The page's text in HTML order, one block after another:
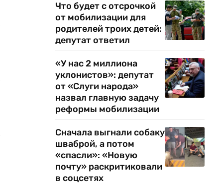
Что будет с отсрочкой
от мобилизации для
родителей троих детей:
депутат ответил
«У нас 2 миллиона
уклонистов»: депутат
от «Слуги народа»
назвал главную задачу
реформы мобилизации
Сначала выгнали собаку
шваброй, а потом
«спасли»: «Новую
почту» раскритиковали
в соцсетях